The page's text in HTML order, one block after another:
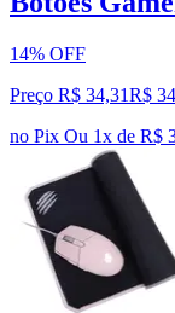
14% OFF
Preço R$ 34,31R$ 34
no Pix Ou 1x de R$